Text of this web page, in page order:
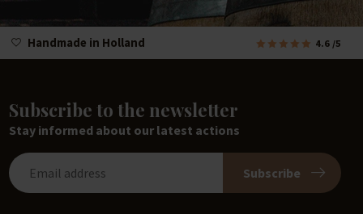
Handmade in Holland 4.6 /5
Subscribe to the newsletter
Stay informed about our latest actions
Subscribe